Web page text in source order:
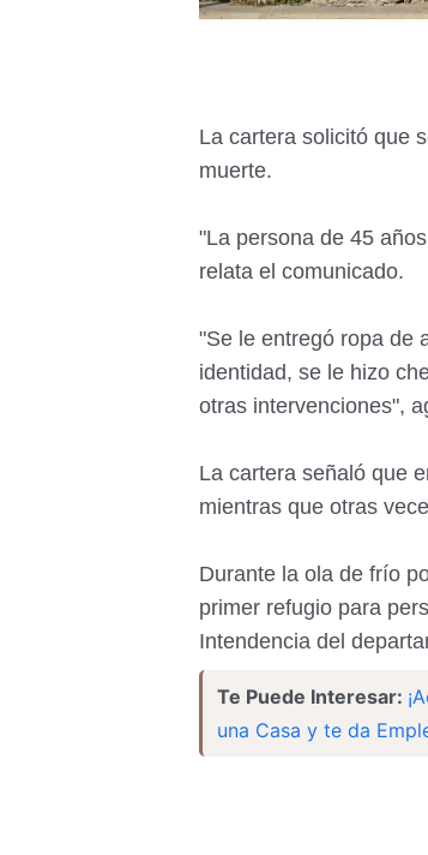
La cartera solicitó que
muerte.
"La persona de 45
relata el comunicado.
"Se le entregó ropa de
identidad, se le hizo
otras intervenciones",
La cartera señaló que
mientras que otras
Durante la ola de frío
primer refugio para
Intendencia del
Te Puede Interesar:
una Casa y te da